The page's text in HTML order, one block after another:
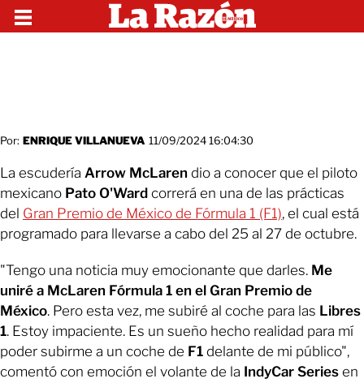
Por: ENRIQUE VILLANUEVA 11/09/2024 16:04:30
La escudería Arrow McLaren dio a conocer que el piloto
mexicano Pato O'Ward correrá en una de las prácticas
del Gran Premio de México de Fórmula 1 (F1), el cual está
programado para llevarse a cabo del 25 al 27 de octubre.
"Tengo una noticia muy emocionante que darles. Me
uniré a McLaren Fórmula 1 en el Gran Premio de
México. Pero esta vez, me subiré al coche para las Libres
1. Estoy impaciente. Es un sueño hecho realidad para mí
poder subirme a un coche de F1 delante de mi público",
comentó con emoción el volante de la IndyCar Series en